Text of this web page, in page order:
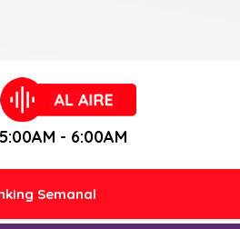
5:00AM - 6:00AM
Semanal